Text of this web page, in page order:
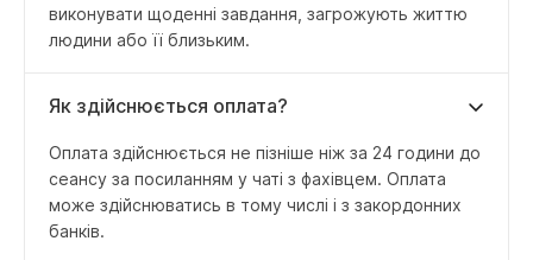
виконувати щоденні завдання, загрожують життю
людини або її близьким.
Як здійснюється оплата?
Оплата здійснюється не пізніше ніж за 24 години до
сеансу за посиланням у чаті з фахівцем. Оплата
може здійснюватись в тому числі і з закордонних
банків.